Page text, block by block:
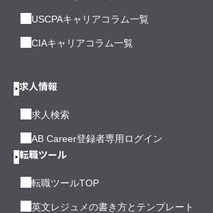
USCPAキャリアコラム一覧
CIAキャリアコラム一覧
求人情報
求人検索
AB Career登録者専用ログイン
転職ツール
転職ツールTOP
英文レジュメの書き方とテンプレート